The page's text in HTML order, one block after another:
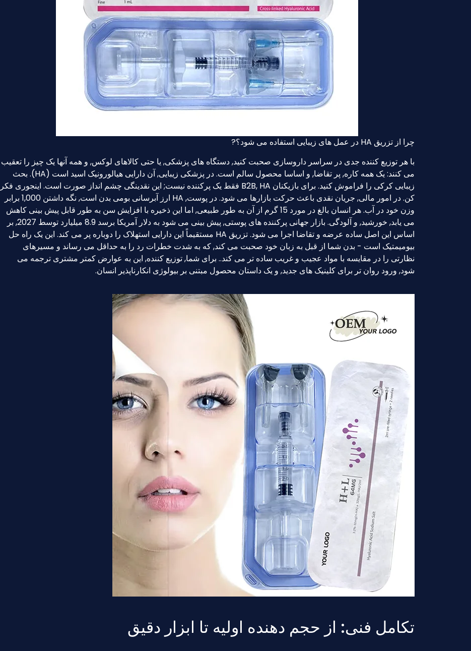
چرا از تزریق HA در عمل های زیبایی استفاده می شود؟?
با هر توزیع کننده جدی در سراسر داروسازی صحبت کنید, دستگاه های پزشکی, یا حتی کالاهای لوکس, و همه آنها یک چیز را تعقیب
می کنند: یک همه کاره, پر تقاضا, و اساسا محصول سالم است. در پزشکی زیبایی, آن دارایی هیالورونیک اسید است (HA). بحث
زیبایی کرکی را فراموش کنید. برای بازیکنان B2B, HA فقط یک پرکننده نیست; این نقدینگی چشم انداز صورت است. اینجوری فکر
کن. در امور مالی, جریان نقدی باعث حرکت بازارها می شود. در پوست, HA ارز آبرسانی بومی بدن است, نگه داشتن 1,000 برابر
وزن خود در آب. هر انسان بالغ در مورد 15 گرم از آن به طور طبیعی, اما این ذخیره با افزایش سن به طور قابل پیش بینی کاهش
می یابد, خورشید, و آلودگی. بازار جهانی پرکننده های پوستی, پیش بینی می شود به دلار آمریکا برسد 8.9 میلیارد توسط 2027, بر
اساس این اصل ساده عرضه و تقاضا اجرا می شود. تزریق HA مستقیماً این دارایی استهلاک را دوباره پر می کند. این یک راه حل
بیومیمتیک است - بدن شما از قبل به زبان خود صحبت می کند, که به شدت خطرات رد را به حداقل می رساند و مسیرهای
نظارتی را در مقایسه با مواد عجیب و غریب ساده تر می کند.. برای شما, توزیع کننده, این به عوارض کمتر مشتری ترجمه می
شود, ورود روان تر برای کلینیک های جدید, و یک داستان محصول مبتنی بر بیولوژی انکارناپذیر انسان.
تکامل فنی: از حجم دهنده اولیه تا ابزار دقیق